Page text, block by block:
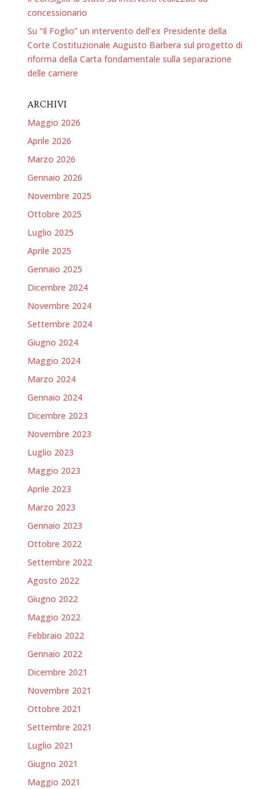
concessionario
Su “Il Foglio” un intervento dell’ex Presidente della
Corte Costituzionale Augusto Barbera sul progetto di
riforma della Carta fondamentale sulla separazione
delle carriere
ARCHIVI
Maggio 2026
Aprile 2026
Marzo 2026
Gennaio 2026
Novembre 2025
Ottobre 2025
Luglio 2025
Aprile 2025
Gennaio 2025
Dicembre 2024
Novembre 2024
Settembre 2024
Giugno 2024
Maggio 2024
Marzo 2024
Gennaio 2024
Dicembre 2023
Novembre 2023
Luglio 2023
Maggio 2023
Aprile 2023
Marzo 2023
Gennaio 2023
Ottobre 2022
Settembre 2022
Agosto 2022
Giugno 2022
Maggio 2022
Febbraio 2022
Gennaio 2022
Dicembre 2021
Novembre 2021
Ottobre 2021
Settembre 2021
Luglio 2021
Giugno 2021
Maggio 2021